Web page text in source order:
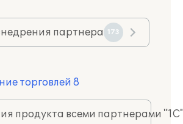
партнера 173
торговлей 8
продукта всеми партнерами